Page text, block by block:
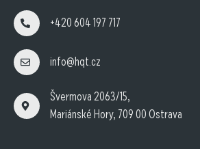
+420 604 197 717
info@hqt.cz
Švermova 2063/15,
Mariánské Hory, 709 00 Ostrava